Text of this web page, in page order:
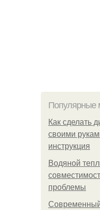
Популярные
Как сделать
своими
инструкция
Водяной
проблемы